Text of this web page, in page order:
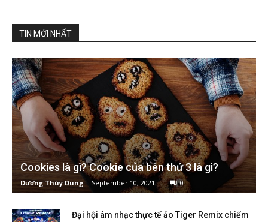
TIN MỚI NHẤT
Cookies là gì? Cookie của bên thứ 3 là gì?
Dương Thùy Dung - September 10, 2021 0
Đại hội âm nhạc thực tế ảo Tiger Remix chiếm